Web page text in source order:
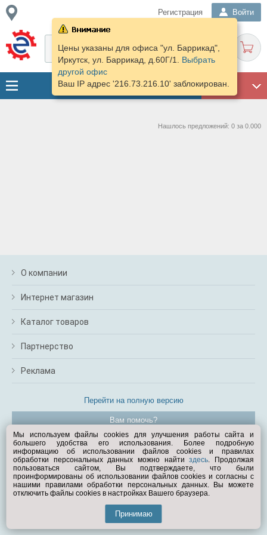
Регистрация Войти
ГАРАЖ
Цены указаны для офиса "ул. Баррикад",
Иркутск, ул. Баррикад, д.60Г/1. Выбрать
другой офис
Ваш IP адрес '216.73.216.10' заблокирован.
Нашлось предложений: 0 за 0.000
О компании
Интернет магазин
Каталог товаров
Партнерство
Реклама
Перейти на полную версию
Вам помочь?
© Exist.ru 1998—2026
Мы используем файлы cookies для улучшения работы сайта и
большего удобства его использования. Более подробную
информацию об использовании файлов cookies и правилах
обработки персональных данных можно найтиздесь. Продолжая
пользоваться сайтом, Вы подтверждаете, что были
проинформированы об использовании файлов cookies и согласны с
нашими правилами обработки персональных данных. Вы можете
отключить файлы cookies в настройках Вашего браузера.
Принимаю